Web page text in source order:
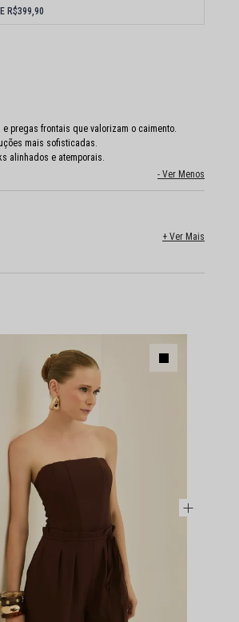
R$399,90
pregas frontais que valorizam o caimento.
mais sofisticadas.
alinhados e atemporais.